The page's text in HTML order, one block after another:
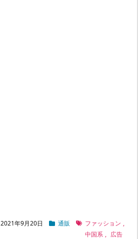
2021年9月20日 通販 ファッション ,
中国系 , 広告